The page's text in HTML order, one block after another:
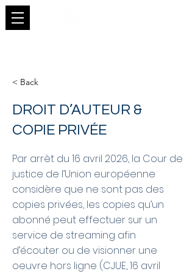
< Back
DROIT D’AUTEUR &
COPIE PRIVÉE
Par arrêt du 16 avril 2026, la Cour de
justice de l’Union européenne
considère que ne sont pas des
copies privées, les copies qu’un
abonné peut effectuer sur un
service de streaming afin
d’écouter ou de visionner une
oeuvre hors ligne (CJUE, 16 avril